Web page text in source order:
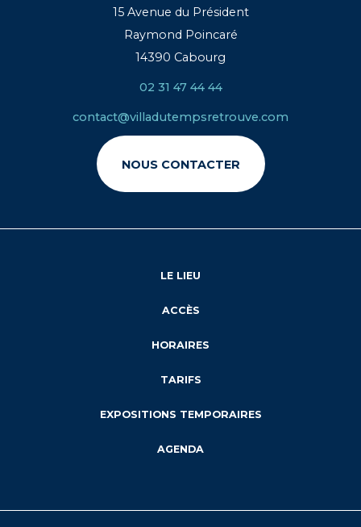
15 Avenue du Président
Raymond Poincaré
14390 Cabourg
02 31 47 44 44
contact@villadutempsretrouve.com
NOUS CONTACTER
LE LIEU
ACCÈS
HORAIRES
TARIFS
EXPOSITIONS TEMPORAIRES
AGENDA